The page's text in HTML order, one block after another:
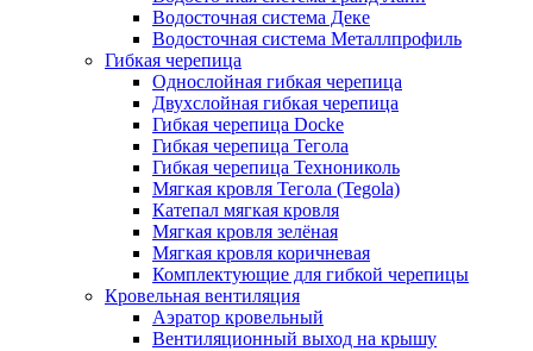
Водосточная система Деке
Водосточная система Металлпрофиль
Гибкая черепица
Однослойная гибкая черепица
Двухслойная гибкая черепица
Гибкая черепица Docke
Гибкая черепица Тегола
Гибкая черепица Технониколь
Мягкая кровля Тегола (Tegola)
Катепал мягкая кровля
Мягкая кровля зелёная
Мягкая кровля коричневая
Комплектующие для гибкой черепицы
Кровельная вентиляция
Аэратор кровельный
Вентиляционный выход на крышу